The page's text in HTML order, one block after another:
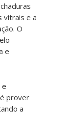
vitrais e a
O
e
e
prover
a